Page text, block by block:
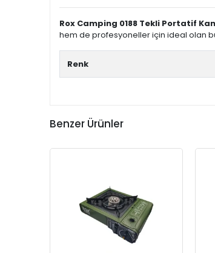
Rox Camping 0188 Tekli Portatif
hem de profesyoneller için ideal olan
Renk
Benzer Ürünler